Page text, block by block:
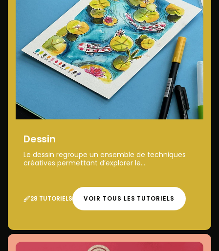
Dessin
Le dessin regroupe un ensemble de techniques
créatives permettant d’explorer le...
28 TUTORIELS VOIR TOUS LES TUTORIELS